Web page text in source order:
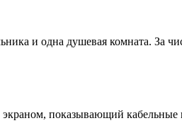
и одна душевая комната. За
показывающий